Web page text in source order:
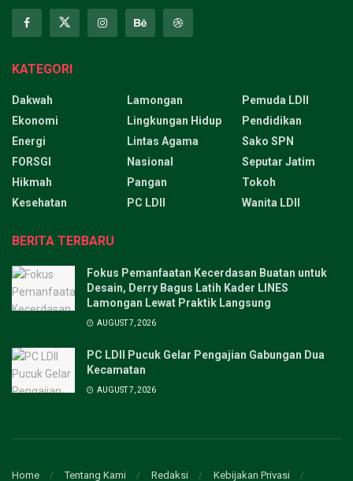
KATEGORI
Dakwah
Ekonomi
Energi
FORSGI
Hikmah
Kesehatan
Lamongan
Lingkungan Hidup
Lintas Agama
Nasional
Pangan
PC LDII
Pemuda LDII
Pendidikan
Sako SPN
Seputar Jatim
Tokoh
Wanita LDII
BERITA TERBARU
Fokus Pemanfaatan Kecerdasan Buatan untuk
Desain, Derry Bagus Latih Kader LINES
Lamongan Lewat Praktik Langsung
AUGUST 7, 2026
PC LDII Pucuk Gelar Pengajian Gabungan Dua
Kecamatan
AUGUST 7, 2026
Home Tentang Kami Redaksi Kebijakan Privasi